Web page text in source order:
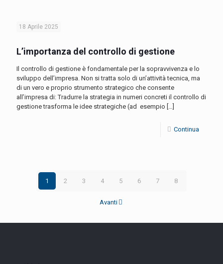
18 Aprile 2025
L’importanza del controllo di gestione
Il controllo di gestione è fondamentale per la sopravvivenza e lo
sviluppo dell’impresa. Non si tratta solo di un’attività tecnica, ma
di un vero e proprio strumento strategico che consente
all’impresa di: Tradurre la strategia in numeri concreti il controllo di
gestione trasforma le idee strategiche (ad esempio
Continua
1 2 3 4 5 6 7 8
Avanti